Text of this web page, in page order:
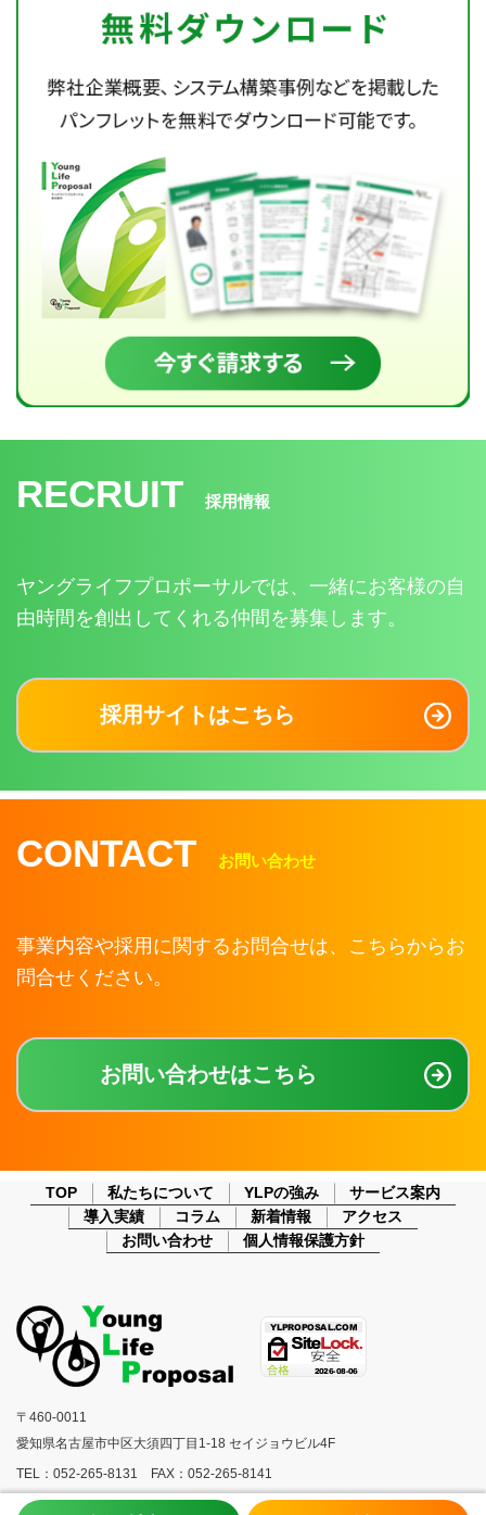
RECRUIT 採用情報
ヤングライフプロポーサルでは、一緒にお客様の自
由時間を創出してくれる仲間を募集します。
採用サイトはこちら
CONTACT お問い合わせ
事業内容や採用に関するお問合せは、こちらからお
問合せください。
お問い合わせはこちら
TOP 私たちについて YLPの強み
サービス案内
導入実績
コラム 新着情報
アクセス
お問い合わせ
個人情報保護方針
〒460-0011
愛知県名古屋市中区大須四丁目1-18 セイジョウビル4F
TEL：052-265-8131 FAX：052-265-8141